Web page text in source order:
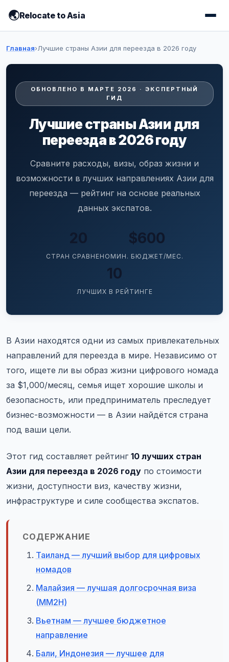
Relocate to Asia
Главная›Лучшие страны Азии для переезда в 2026 году
ОБНОВЛЕНО В МАРТЕ 2026 · ЭКСПЕРТНЫЙ
ГИД
Лучшие страны Азии для
переезда в 2026 году
Сравните расходы, визы, образ жизни и
возможности в лучших направлениях Азии для
переезда — рейтинг на основе реальных
данных экспатов.
20
СТРАН СРАВНЕНО
$600
МИН. БЮДЖЕТ/МЕС.
10
ЛУЧШИХ В РЕЙТИНГЕ
В Азии находятся одни из самых привлекательных
направлений для переезда в мире. Независимо от
того, ищете ли вы образ жизни цифрового номада
за $1,000/месяц, семья ищет хорошие школы и
безопасность, или предприниматель преследует
бизнес-возможности — в Азии найдётся страна
под ваши цели.
Этот гид составляет рейтинг 10 лучших стран
Азии для переезда в 2026 году по стоимости
жизни, доступности виз, качеству жизни,
инфраструктуре и силе сообщества экспатов.
СОДЕРЖАНИЕ
Таиланд — лучший выбор для цифровых
номадов
Малайзия — лучшая долгосрочная виза
(MM2H)
Вьетнам — лучшее бюджетное
направление
Бали, Индонезия — лучшее для